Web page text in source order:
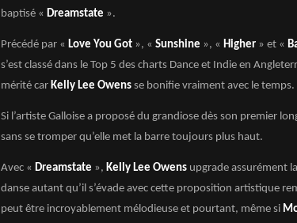
baptisé « Dreamstate ».
Précédé par « Love You Got », « Sunshine », « Higher » et «
s’est classé dans le Top 5 des charts Dance et Indie en
mérité car Kelly Lee Owens se bonifie vraiment avec le temps.
Si l’artiste Galloise a proposé du grandiose dès son premier
sans se tromper qu’elle met la barre toujours plus haut.
Avec « Dreamstate », Kelly Lee Owens upgrade assurément
danse autant qu’il s’évade avec cette proposition artistique
peut être incroyablement mélodieuse et pourtant, même si